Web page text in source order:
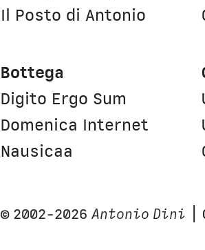
Il Posto di Antonio
Bottega
Digito Ergo Sum
Domenica Internet
Nausicaa
© 2002-2026 Antonio Dini